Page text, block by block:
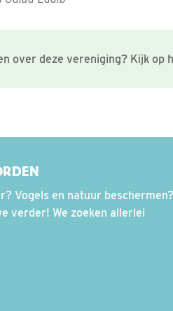
over deze vereniging? Kijk op
Vogels en natuur beschermen?
verder! We zoeken allerlei